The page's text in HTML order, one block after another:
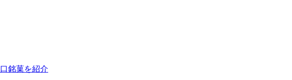
銘菓を紹介